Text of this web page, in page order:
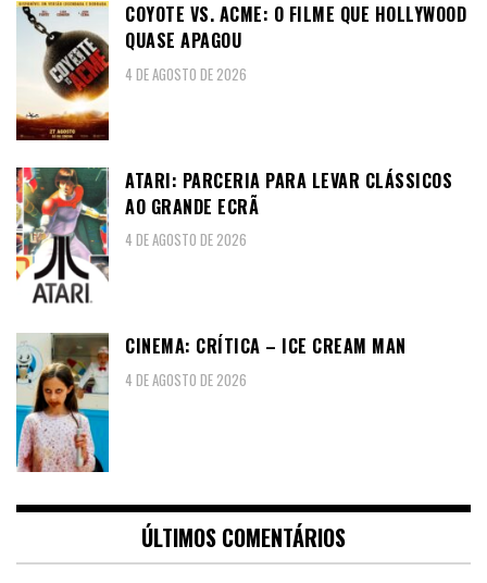
COYOTE VS. ACME: O FILME QUE HOLLYWOOD
QUASE APAGOU
4 DE AGOSTO DE 2026
ATARI: PARCERIA PARA LEVAR CLÁSSICOS
AO GRANDE ECRÃ
4 DE AGOSTO DE 2026
CINEMA: CRÍTICA – ICE CREAM MAN
4 DE AGOSTO DE 2026
ÚLTIMOS COMENTÁRIOS